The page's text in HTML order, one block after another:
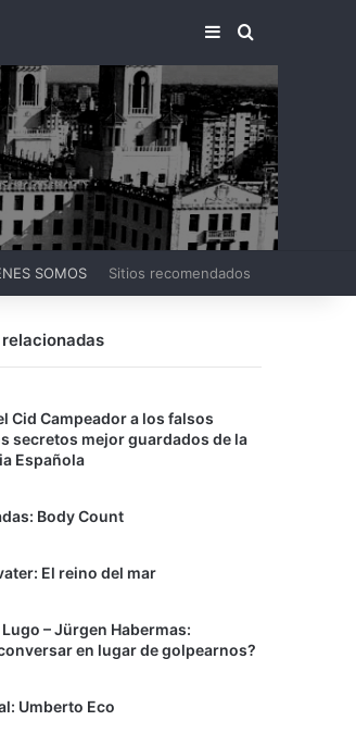
BARRA LATERAL
BUSCAR
SOMOS Sitios recomendados
Cid Campeador a los falsos
secretos mejor guardados de la
Española
Body Count
El reino del mar
– Jürgen Habermas:
en lugar de golpearnos?
Umberto Eco